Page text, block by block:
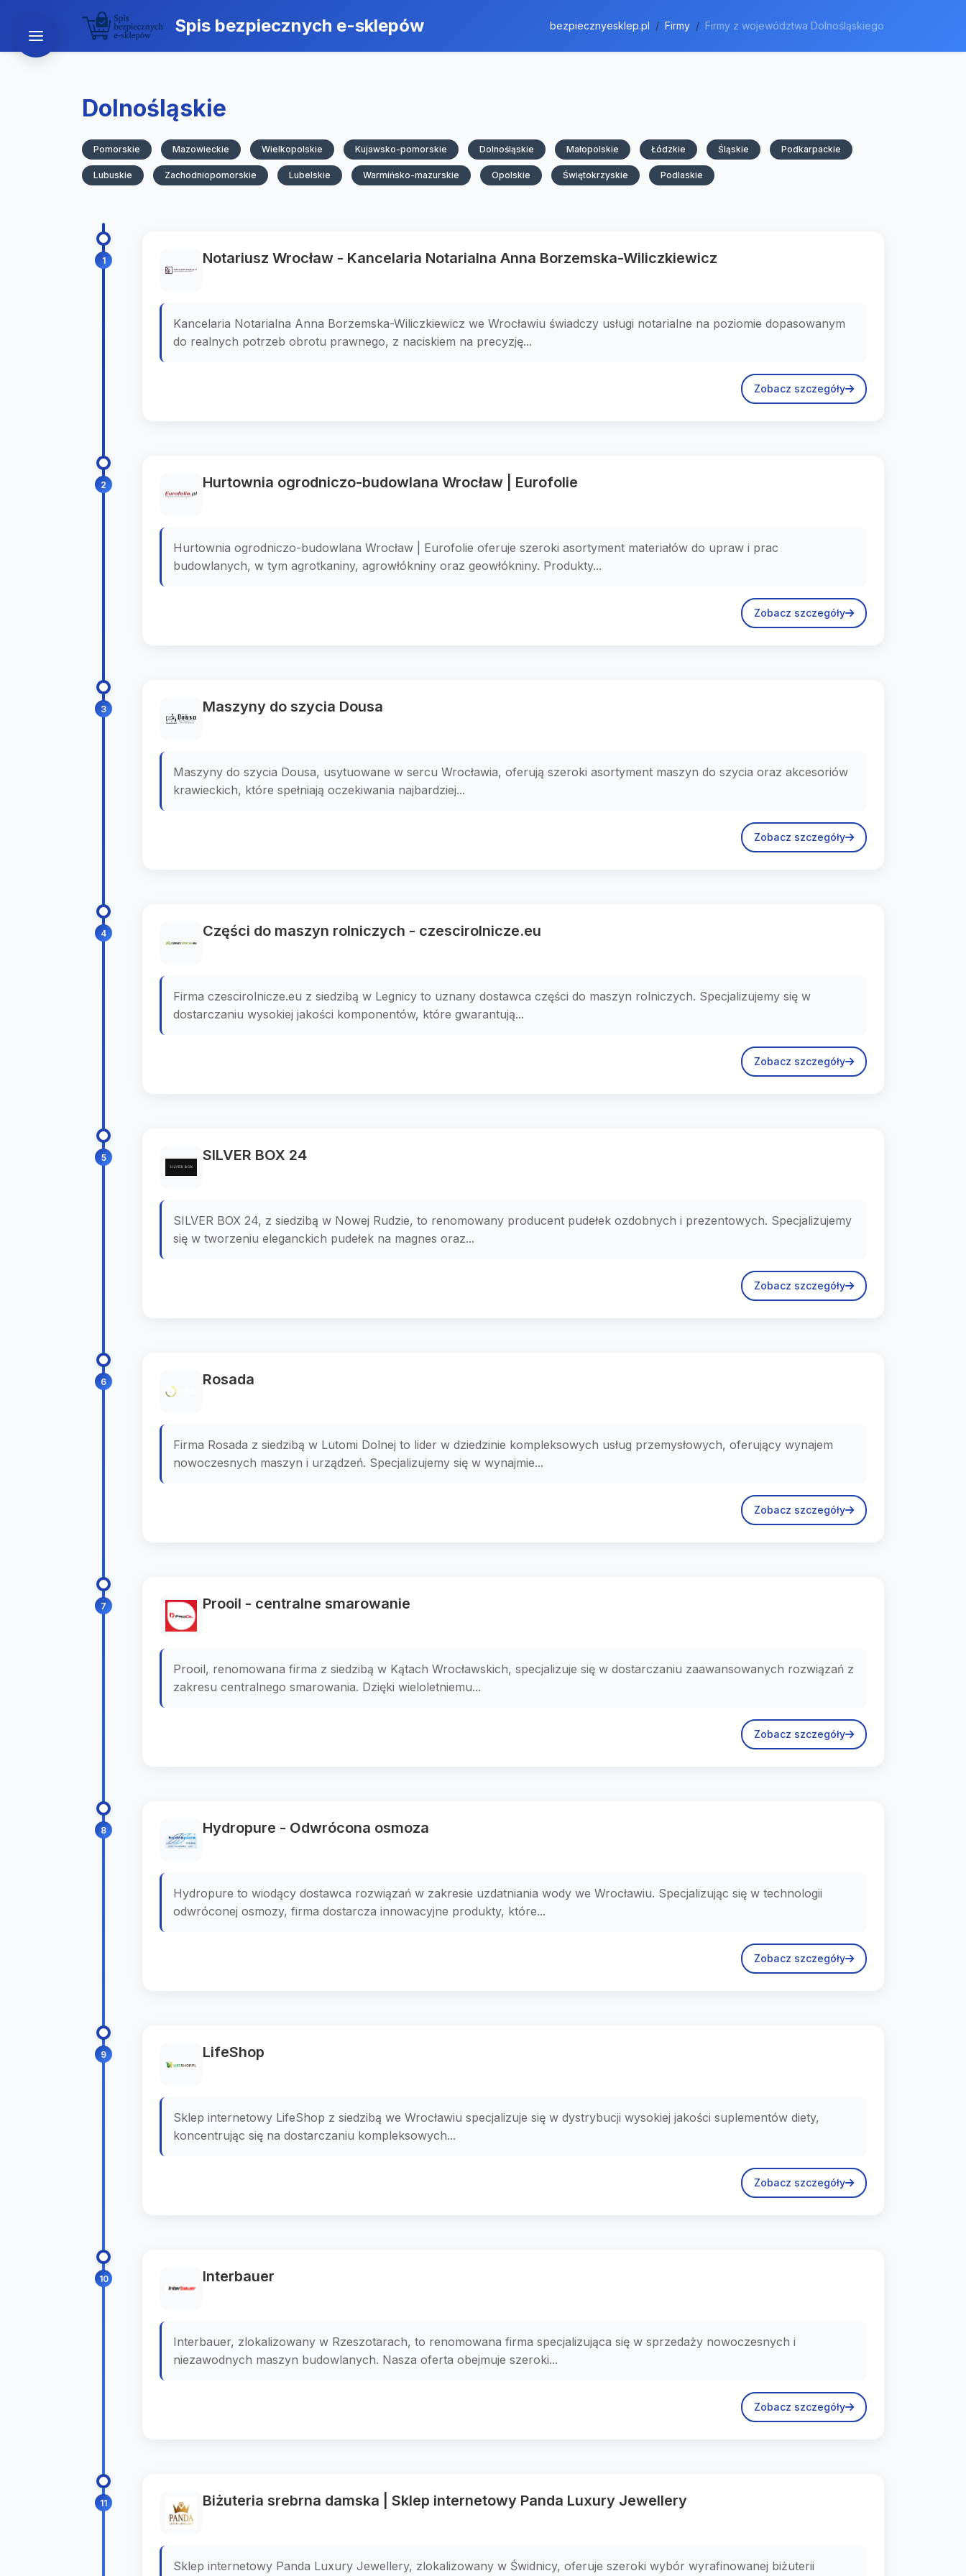
Spis bezpiecznych e-sklepów bezpiecznyesklep.pl Firmy Firmy z województwa Dolnośląskiego
Dolnośląskie
Pomorskie Mazowieckie Wielkopolskie Kujawsko-pomorskie Dolnośląskie Małopolskie Łódzkie Śląskie Podkarpackie
Lubuskie Zachodniopomorskie Lubelskie Warmińsko-mazurskie Opolskie Świętokrzyskie Podlaskie
1 Notariusz Wrocław - Kancelaria Notarialna Anna Borzemska-Wiliczkiewicz
Kancelaria Notarialna Anna Borzemska-Wiliczkiewicz we Wrocławiu świadczy usługi notarialne na poziomie dopasowanym
do realnych potrzeb obrotu prawnego, z naciskiem na precyzję...
Zobacz szczegóły
2 Hurtownia ogrodniczo-budowlana Wrocław | Eurofolie
Hurtownia ogrodniczo-budowlana Wrocław | Eurofolie oferuje szeroki asortyment materiałów do upraw i prac
budowlanych, w tym agrotkaniny, agrowłókniny oraz geowłókniny. Produkty...
Zobacz szczegóły
3 Maszyny do szycia Dousa
Maszyny do szycia Dousa, usytuowane w sercu Wrocławia, oferują szeroki asortyment maszyn do szycia oraz akcesoriów
krawieckich, które spełniają oczekiwania najbardziej...
Zobacz szczegóły
4 Części do maszyn rolniczych - czescirolnicze.eu
Firma czescirolnicze.eu z siedzibą w Legnicy to uznany dostawca części do maszyn rolniczych. Specjalizujemy się w
dostarczaniu wysokiej jakości komponentów, które gwarantują...
Zobacz szczegóły
5 SILVER BOX 24
SILVER BOX 24, z siedzibą w Nowej Rudzie, to renomowany producent pudełek ozdobnych i prezentowych. Specjalizujemy
się w tworzeniu eleganckich pudełek na magnes oraz...
Zobacz szczegóły
6 Rosada
Firma Rosada z siedzibą w Lutomi Dolnej to lider w dziedzinie kompleksowych usług przemysłowych, oferujący wynajem
nowoczesnych maszyn i urządzeń. Specjalizujemy się w wynajmie...
Zobacz szczegóły
7 Prooil - centralne smarowanie
Prooil, renomowana firma z siedzibą w Kątach Wrocławskich, specjalizuje się w dostarczaniu zaawansowanych rozwiązań z
zakresu centralnego smarowania. Dzięki wieloletniemu...
Zobacz szczegóły
8 Hydropure - Odwrócona osmoza
Hydropure to wiodący dostawca rozwiązań w zakresie uzdatniania wody we Wrocławiu. Specjalizując się w technologii
odwróconej osmozy, firma dostarcza innowacyjne produkty, które...
Zobacz szczegóły
9 LifeShop
Sklep internetowy LifeShop z siedzibą we Wrocławiu specjalizuje się w dystrybucji wysokiej jakości suplementów diety,
koncentrując się na dostarczaniu kompleksowych...
Zobacz szczegóły
10 Interbauer
Interbauer, zlokalizowany w Rzeszotarach, to renomowana firma specjalizująca się w sprzedaży nowoczesnych i
niezawodnych maszyn budowlanych. Nasza oferta obejmuje szeroki...
Zobacz szczegóły
11 Biżuteria srebrna damska | Sklep internetowy Panda Luxury Jewellery
Sklep internetowy Panda Luxury Jewellery, zlokalizowany w Świdnicy, oferuje szeroki wybór wyrafinowanej biżuterii